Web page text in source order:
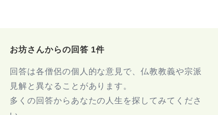
お坊さんからの回答 1件
回答は各僧侶の個人的な意見で、仏教教義や宗派
見解と異なることがあります。
多くの回答からあなたの人生を探してみてくださ